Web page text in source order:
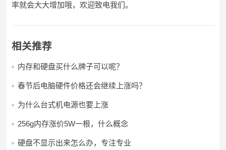
率就会大大增加哦，欢迎致电我们。
相关推荐
内存和硬盘买什么牌子可以呢？
春节后电脑硬件价格还会继续上涨吗？
为什么台式机电源也要上涨
256g内存涨价5W一根，什么概念
硬盘不显示出来怎么办，专注专业